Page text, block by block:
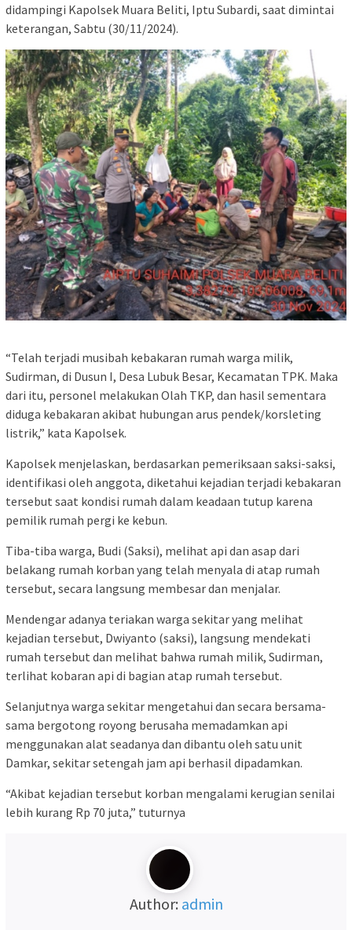
didampingi Kapolsek Muara Beliti, Iptu Subardi, saat dimintai
keterangan, Sabtu (30/11/2024).
“Telah terjadi musibah kebakaran rumah warga milik,
Sudirman, di Dusun I, Desa Lubuk Besar, Kecamatan TPK. Maka
dari itu, personel melakukan Olah TKP, dan hasil sementara
diduga kebakaran akibat hubungan arus pendek/korsleting
listrik,” kata Kapolsek.
Kapolsek menjelaskan, berdasarkan pemeriksaan saksi-saksi,
identifikasi oleh anggota, diketahui kejadian terjadi kebakaran
tersebut saat kondisi rumah dalam keadaan tutup karena
pemilik rumah pergi ke kebun.
Tiba-tiba warga, Budi (Saksi), melihat api dan asap dari
belakang rumah korban yang telah menyala di atap rumah
tersebut, secara langsung membesar dan menjalar.
Mendengar adanya teriakan warga sekitar yang melihat
kejadian tersebut, Dwiyanto (saksi), langsung mendekati
rumah tersebut dan melihat bahwa rumah milik, Sudirman,
terlihat kobaran api di bagian atap rumah tersebut.
Selanjutnya warga sekitar mengetahui dan secara bersama-
sama bergotong royong berusaha memadamkan api
menggunakan alat seadanya dan dibantu oleh satu unit
Damkar, sekitar setengah jam api berhasil dipadamkan.
“Akibat kejadian tersebut korban mengalami kerugian senilai
lebih kurang Rp 70 juta,” tuturnya
Author: admin